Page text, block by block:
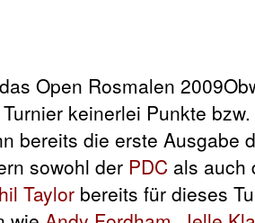
keinerlei Punkte
bereits die erste Ausgabe
sowohl der PDC als auch
Taylor bereits für dieses